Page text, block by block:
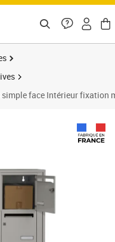
face Intérieur